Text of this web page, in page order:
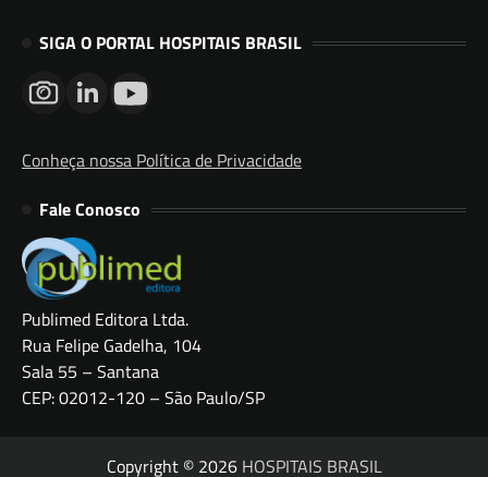
SIGA O PORTAL HOSPITAIS BRASIL
Conheça nossa Política de Privacidade
Fale Conosco
Publimed Editora Ltda.
Rua Felipe Gadelha, 104
Sala 55 – Santana
CEP: 02012-120 – São Paulo/SP
Copyright © 2026 HOSPITAIS BRASIL